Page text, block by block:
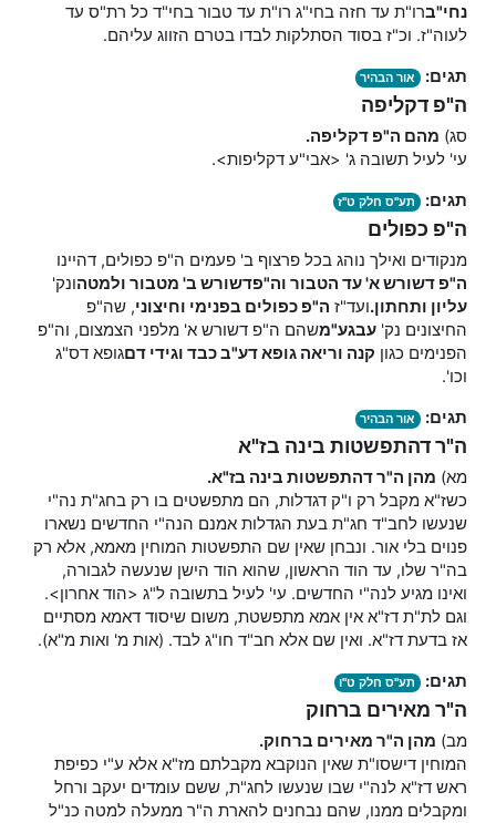
נחי"ברו"ת עד חזה בחי"ג רו"ת עד טבור בחי"ד כל רת"ס עד
לעוה"ז. וכ"ז בסוד הסתלקות לבדו בטרם הזווג עליהם.
תגים: אור הבהיר
ה"פ דקליפה
סג) מהם ה"פ דקליפה.
עי' לעיל תשובה ג' <אבי"ע דקליפות>.
תגים: תע"ס חלק ט"ז
ה"פ כפולים
מנקודים ואילך נוהג בכל פרצוף ב' פעמים ה"פ כפולים, דהיינו
ה"פ דשורש א' עד הטבור וה"פדשורש ב' מטבור ולמטהונק'
עליון ותחתון.ועד"ז ה"פ כפולים בפנימי וחיצוני, שה"פ
החיצונים נק'עבגע"משהם ה"פ דשורש א' מלפני הצמצום, וה"פ
הפנימים כגון קנה וריאה גופא דע"ב כבד וגידי דםגופא דס"ג
וכו'.
תגים: אור הבהיר
ה"ר דהתפשטות בינה בז"א
מא) מהן ה"ר דהתפשטות בינה בז"א.
כשז"א מקבל רק ו"ק דגדלות, הם מתפשטים בו רק בחג"ת נה"י
שנעשו לחב"ד חג"ת בעת הגדלות אמנם הנה"י החדשים נשארו
פנוים בלי אור. ונבחן שאין שם התפשטות המוחין מאמא, אלא רק
בה"ר שלו, עד הוד הראשון, שהוא הוד הישן שנעשה לגבורה,
ואינו מגיע לנה"י החדשים. עי' לעיל בתשובה ל"ג <הוד אחרון>.
וגם לת"ת דז"א אין אמא מתפשטת, משום שיסוד דאמא מסתיים
אז בדעת דז"א. ואין שם אלא חב"ד חו"ג לבד. (אות מ' ואות מ"א).
תגים: תע"ס חלק ט"ו
ה"ר מאירים ברחוק
מב) מהן ה"ר מאירים ברחוק.
המוחין דישסו"ת שאין הנוקבא מקבלתם מז"א אלא ע"י כפיפת
ראש דז"א לנה"י שבו שנעשו לחג"ת, ששם עומדים יעקב ורחל
ומקבלים ממנו, שהם נבחנים להארת ה"ר ממעלה למטה כנ"ל